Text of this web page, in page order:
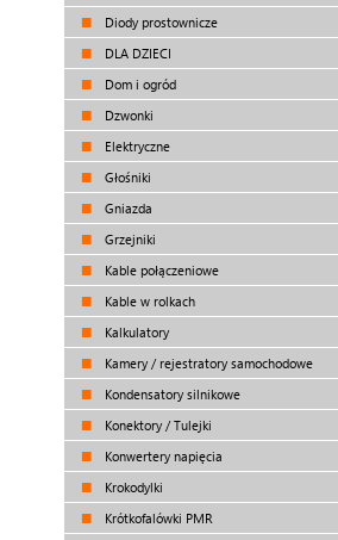
Diody prostownicze
DLA DZIECI
Dom i ogród
Dzwonki
Elektryczne
Głośniki
Gniazda
Grzejniki
Kable połączeniowe
Kable w rolkach
Kalkulatory
Kamery / rejestratory samochodowe
Kondensatory silnikowe
Konektory / Tulejki
Konwertery napięcia
Krokodylki
Krótkofalówki PMR